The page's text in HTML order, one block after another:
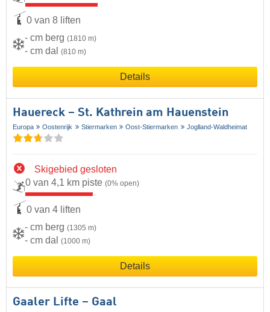
0 van 8 liften
- cm berg (1810 m)
- cm dal (810 m)
Details
Hauereck – St. Kathrein am Hauenstein
Europa Oostenrijk Stiermarken Oost-Stiermarken Joglland-Waldheimat
Skigebied gesloten
0 van 4,1 km piste (0% open)
0 van 4 liften
- cm berg (1305 m)
- cm dal (1000 m)
Details
Gaaler Lifte – Gaal